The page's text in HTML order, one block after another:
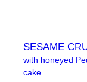
SESAME
with honeyed
cake